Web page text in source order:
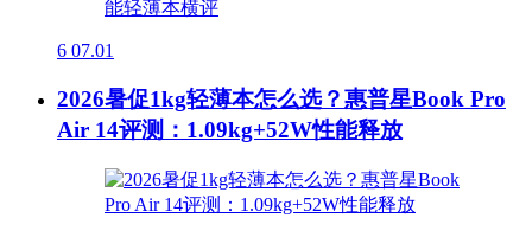
6 07.01
2026暑促1kg轻薄本怎么选？惠普星Book Pro
Air 14评测：1.09kg+52W性能释放